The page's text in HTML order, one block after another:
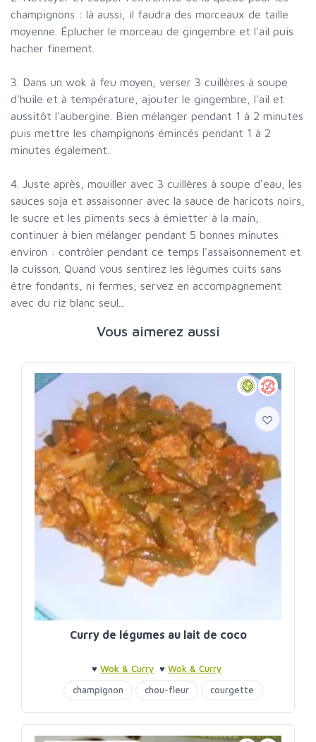
champignons : là aussi, il faudra des morceaux de taille
moyenne. Éplucher le morceau de gingembre et l'ail puis
hacher finement.
3. Dans un wok à feu moyen, verser 3 cuillères à soupe
d'huile et à température, ajouter le gingembre, l'ail et
aussitôt l'aubergine. Bien mélanger pendant 1 à 2 minutes
puis mettre les champignons émincés pendant 1 à 2
minutes également.
4. Juste après, mouiller avec 3 cuillères à soupe d'eau, les
sauces soja et assaisonner avec la sauce de haricots noirs,
le sucre et les piments secs à émietter à la main,
continuer à bien mélanger pendant 5 bonnes minutes
environ : contrôler pendant ce temps l'assaisonnement et
la cuisson. Quand vous sentirez les légumes cuits sans
être fondants, ni fermes, servez en accompagnement
avec du riz blanc seul...
Vous aimerez aussi
Curry de légumes au lait de coco
♥ Wok & Curry ♥ Wok & Curry
champignon
chou-fleur courgette
haricots lait de coco